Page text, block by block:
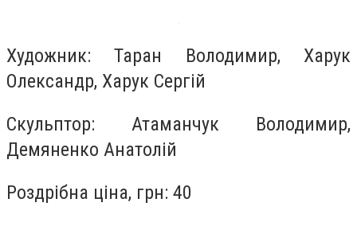
Художник: Таран Володимир, Харук
Олександр, Харук Сергій
Скульптор: Атаманчук Володимир,
Демяненко Анатолій
Роздрібна ціна, грн: 40